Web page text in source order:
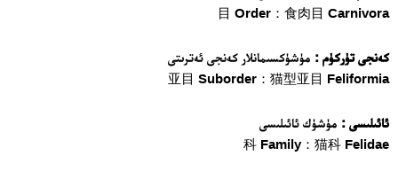
目 Order：食肉目 Carnivora
كەنجى تۈركۈم : مۈشۈكسىمانلار كەنجى ئەترىتى
亚目 Suborder：猫型亚目 Feliformia
ئائىلىسى : مۈشۈك ئائىلىسى
科 Family：猫科 Felidae